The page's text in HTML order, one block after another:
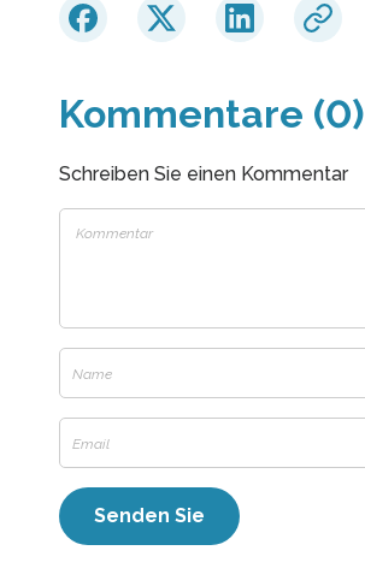
Kommentare (0)
Schreiben Sie einen Kommentar